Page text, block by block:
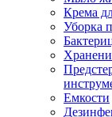
Крема
Уборка
Емкости